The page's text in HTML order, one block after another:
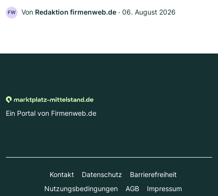
FW Von Redaktion firmenweb.de ‧ 06. August 2026
Ein Portal von Firmenweb.de
Kontakt Datenschutz
Barrierefreiheit
Nutzungsbedingungen
AGB Impressum